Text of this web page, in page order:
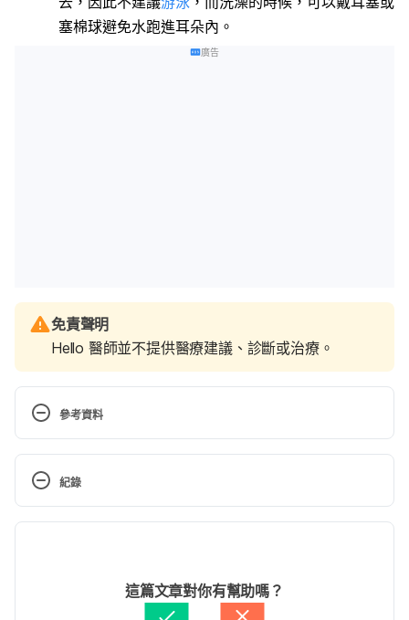
塞棉球避免水跑進耳朵內。
廣告
免責聲明
Hello 醫師並不提供醫療建議、診斷或治療。
參考資料
What You Should Know About Eustachian Tube
Dysfunction.
https://www.healthline.com/health/eustachian-
https://stanfordhealthcare.org/medical-
conditions/ear-nose-and-throat/eustachian-tube-
紀錄
于承宇
賴建翰醫師
這篇文章對你有幫助嗎？